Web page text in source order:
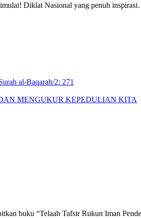
Diklat Nasional yang penuh
al-Baqarah/2: 271
MENGUKUR KEPEDULIAN KITA
buku “Telaah Tafsir Rukun Iman